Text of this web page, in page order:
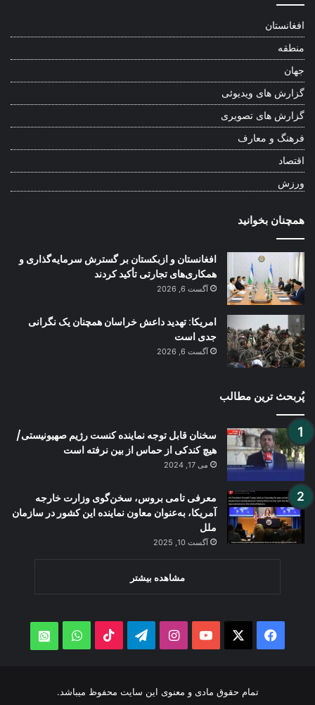
افغانستان
منطقه
جهان
گزارش های ویدیوئی
گزارش های تصویری
فرهنگ و معارف
اقتصاد
ورزش
همچنان بخوانید
افغانستان و ازبکستان بر گسترش سرمایه‌گذاری و
همکاری‌های تجارتی تأکید کردند
آگست 6, 2026
امریکا: تهدید داعش خراسان همچنان یک نگرانی
جدی است
آگست 6, 2026
پُربحث ترین مطالب
سخنان قابل توجه نماينده كنست رژيم صهيونيستی/
هیچ کندکی از حماس از بین نرفته است
می 17, 2024
معرفی تامی بروس، سخن‌گوی وزارت خارجه
آمریکا، به‌عنوان معاون نماینده این کشور در سازمان
ملل
آگست 10, 2025
مشاهده بیشتر
Facebook
YouTube
Instagram
Telegram
TikTok
WhatsApp
تمام حقوق مادی و معنوی این سایت محفوظ میباشد.